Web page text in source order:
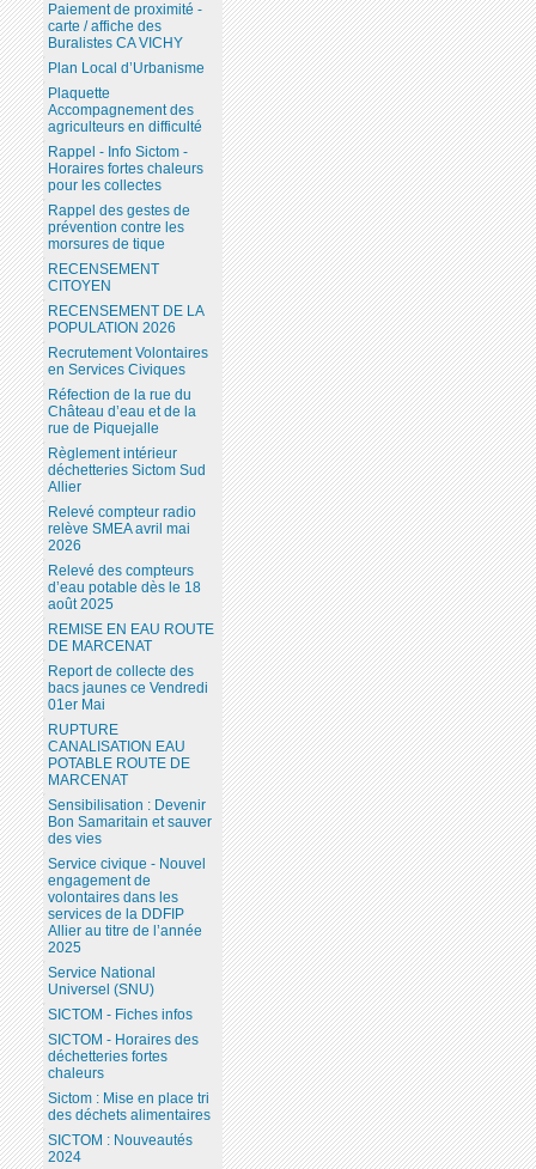
Paiement de proximité -
carte / affiche des
Buralistes CA VICHY
Plan Local d’Urbanisme
Plaquette
Accompagnement des
agriculteurs en difficulté
Rappel - Info Sictom -
Horaires fortes chaleurs
pour les collectes
Rappel des gestes de
prévention contre les
morsures de tique
RECENSEMENT
CITOYEN
RECENSEMENT DE LA
POPULATION 2026
Recrutement Volontaires
en Services Civiques
Réfection de la rue du
Château d’eau et de la
rue de Piquejalle
Règlement intérieur
déchetteries Sictom Sud
Allier
Relevé compteur radio
relève SMEA avril mai
2026
Relevé des compteurs
d’eau potable dès le 18
août 2025
REMISE EN EAU ROUTE
DE MARCENAT
Report de collecte des
bacs jaunes ce Vendredi
01er Mai
RUPTURE
CANALISATION EAU
POTABLE ROUTE DE
MARCENAT
Sensibilisation : Devenir
Bon Samaritain et sauver
des vies
Service civique - Nouvel
engagement de
volontaires dans les
services de la DDFIP
Allier au titre de l’année
2025
Service National
Universel (SNU)
SICTOM - Fiches infos
SICTOM - Horaires des
déchetteries fortes
chaleurs
Sictom : Mise en place tri
des déchets alimentaires
SICTOM : Nouveautés
2024